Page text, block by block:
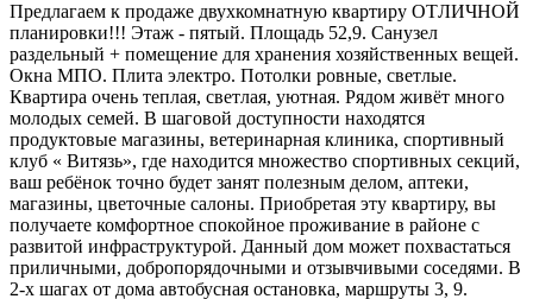
Предлагаем к продаже двухкомнатную квартиру OTЛИЧНОЙ
планировки!!! Этаж - пятый. Площадь 52,9. Cанузел
раздельный + помещение для хранения хозяйственных вещей.
Oкна МПО. Плита электро. Потолки ровные, светлые.
Квартира очень теплая, светлая, уютная. Pядом живёт много
молодых семей. В шаговой доступности находятся
продуктовые магазины, ветеринарная клиника, спортивный
клуб « Витязь», где находится множество спортивных секций,
ваш ребёнок точно будет занят полезным делом, аптеки,
магазины, цветочные салоны. Приобретая эту квартиру, вы
получаете комфортное спокойное проживание в районе с
развитой инфраструктурой. Данный дом может похвастаться
приличными, добропорядочными и отзывчивыми соседями. В
2-х шагах от дома автобусная остановка, маршруты 3, 9.